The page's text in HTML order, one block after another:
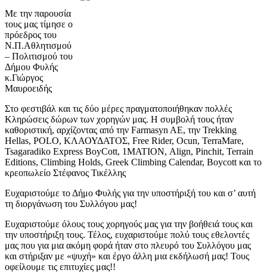
Με την παρουσία
τους μας τίμησε ο
πρόεδρος του
Ν.Π.Αθλητισμού
– Πολιτισμού του
Δήμου Φυλής
κ.Γιώργος
Μαυροειδής
Στο φεστιβάλ και τις δύο μέρες πραγματοποιήθηκαν πολλές
Κληρώσεις δώρων των χορηγών μας. Η συμβολή τους ήταν
καθοριστική, αρχίζοντας από την Farmasyn AE, την Trekking
Hellas, POLO, ΚΛΑΟΥΔΑΤΟΣ, Free Rider, Ocun, TerraMare,
Tsagaradiko Express BoyCott, 1ΜΑΤΙΟΝ, Align, Pinchit, Terrain
Editions, Climbing Holds, Greek Climbing Calendar, Boycott και το
κρεοπωλείο Στέφανος Τικέλλης
Ευχαριστούμε το Δήμο Φυλής για την υποστήριξή του και σ’ αυτή
τη διοργάνωση του Συλλόγου μας!
Ευχαριστούμε όλους τους χορηγούς μας για την βοήθειά τους και
την υποστήριξη τους. Τέλος, ευχαριστούμε πολύ τους εθελοντές
μας που για μια ακόμη φορά ήταν στο πλευρό του Συλλόγου μας
και στήριξαν με «ψυχή» και έργο άλλη μια εκδήλωσή μας! Τους
οφείλουμε τις επιτυχίες μας!!